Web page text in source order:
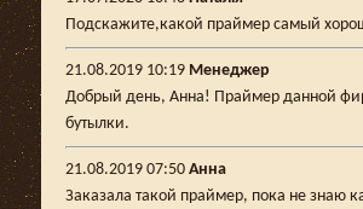
Подскажите,какой праймер самый
21.08.2019 10:19 Менеджер
Добрый день, Анна! Праймер данной
бутылки.
21.08.2019 07:50 Анна
Заказала такой праймер, пока не знаю